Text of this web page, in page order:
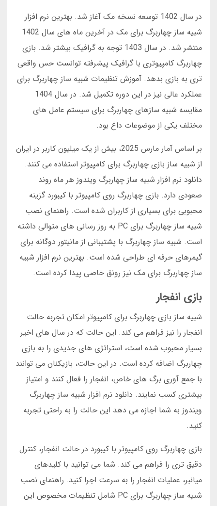
در سال 1402 توسعه نسخه مک آغاز شد. بهترین نرم افزار
شبیه ساز چهاربرگ برای مک در آخرین ماه های سال 1402
منتشر شد. در سال 1403 توجه به گرافیک بیشتر شد. بازی
چهاربرگ کامپیوتری با گرافیک پیشرفته توانست حس واقعی
تری به بازی بدهد. آموزش تنظیمات شبیه ساز چهاربرگ برای
عملکرد عالی نیز در این دوره تکمیل شد. در سال 1404
مقایسه شبیه سازهای چهاربرگ برای سیستم عامل های
مختلف یکی از موضوعات داغ بود.
بر اساس آمار مارس 2025، بیش از یک میلیون کاربر در ایران
از شبیه ساز بازی چهاربرگ برای کامپیوتر استفاده می کنند.
دانلود نرم افزار شبیه ساز چهاربرگ ویندوز هر ماه روند
صعودی دارد. بازی چهاربرگ روی کامپیوتر با کیبورد گزینه
محبوبی برای بسیاری از کاربران شده است. راهنمای نصب
شبیه ساز چهاربرگ برای PC به روز رسانی های متوالی داشته
است. شبیه ساز چهاربرگ با پشتیبانی از مانیتور دوگانه برای
گیمرهای حرفه ای طراحی شده است. بهترین نرم افزار شبیه
ساز چهاربرگ برای مک نیز رونق خاصی پیدا کرده است.
بازی انفجار
شبیه ساز بازی چهاربرگ برای کامپیوتر امکان تجربه حالت
انفجار را نیز فراهم می کند. این حالت که در سال های اخیر
بسیار محبوب شده است، استراتژی های جدیدی را به بازی
چهاربرگ اضافه کرده است. در این حالت، بازیکنان می توانند
با جمع آوری برگ های خاص، انفجار را فعال کنند و امتیاز
بیشتری کسب نمایند. دانلود نرم افزار شبیه ساز چهاربرگ
ویندوز به شما اجازه می دهد این حالت را به راحتی تجربه
کنید.
بازی چهاربرگ روی کامپیوتر با کیبورد در حالت انفجار، کنترل
دقیق تری را فراهم می کند. شما می توانید با کلیدهای
میانبر، عملیات انفجار را به سرعت اجرا کنید. راهنمای نصب
شبیه ساز چهاربرگ برای PC شامل تنظیمات مخصوص این